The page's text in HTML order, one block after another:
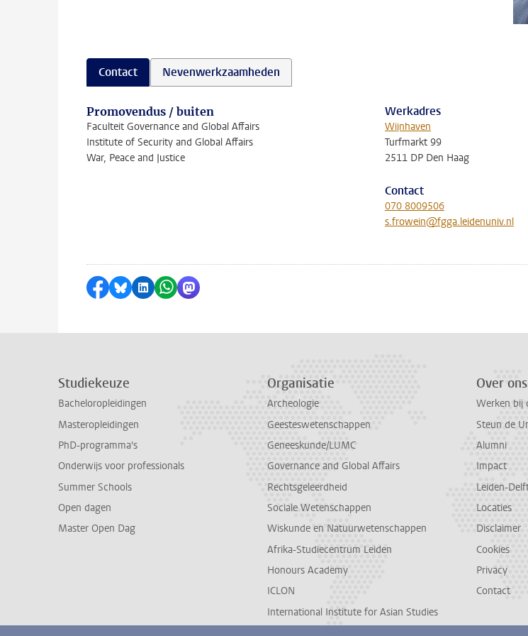
Contact Nevenwerkzaamheden
Promovendus / buiten
Faculteit Governance and Global Affairs
Institute of Security and Global Affairs
War, Peace and Justice
Werkadres
Wijnhaven
Turfmarkt 99
2511 DP Den Haag
Contact
070 8009506
s.frowein@fgga.leidenuniv.nl
Delen op Facebook
Delen via Bluesky
Delen op LinkedIn
Delen via WhatsApp
Delen via Mastodon
Studiekeuze
Bacheloropleidingen
Masteropleidingen
PhD-programma's
Onderwijs voor professionals
Summer Schools
Open dagen
Master Open Dag
Organisatie
Archeologie
Geesteswetenschappen
Geneeskunde/LUMC
Governance and Global Affairs
Rechtsgeleerdheid
Sociale Wetenschappen
Wiskunde en Natuurwetenschappen
Afrika-Studiecentrum Leiden
Honours Academy
ICLON
International Institute for Asian Studies
Over ons
Werken bij
Steun de
Alumni
Impact
Leiden-
Locaties
Disclaimer
Cookies
Privacy
Contact